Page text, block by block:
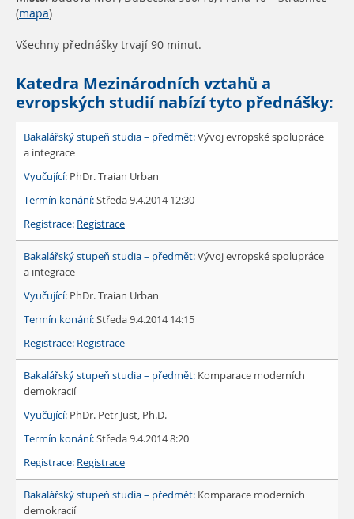
(mapa)
Všechny přednášky trvají 90 minut.
Katedra Mezinárodních vztahů a
evropských studií nabízí tyto přednášky:
Vývoj evropské spolupráce
a integrace
PhDr. Traian Urban
Středa 9.4.2014 12:30
Registrace
Vývoj evropské spolupráce
a integrace
PhDr. Traian Urban
Středa 9.4.2014 14:15
Registrace
Komparace moderních
demokracií
PhDr. Petr Just, Ph.D.
Středa 9.4.2014 8:20
Registrace
Komparace moderních
demokracií